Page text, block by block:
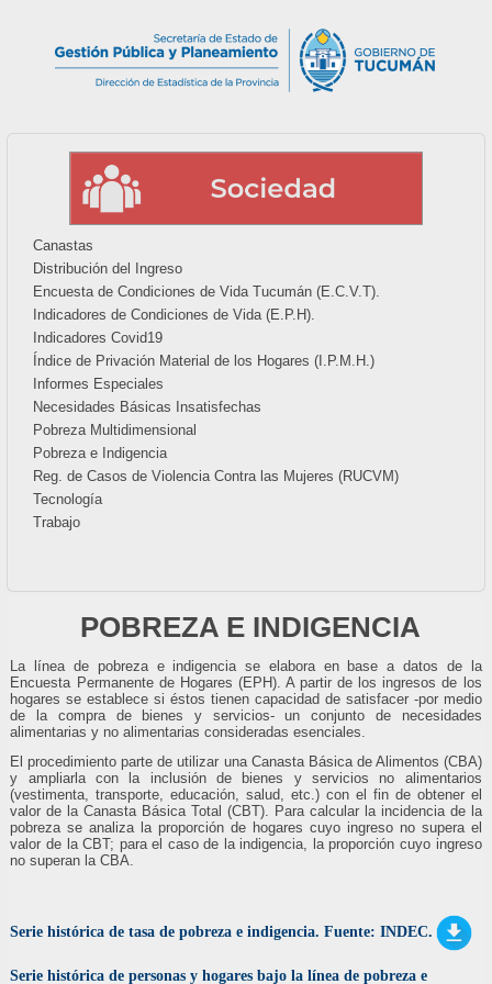
Canastas
Distribución del Ingreso
Encuesta de Condiciones de Vida Tucumán (E.C.V.T).
Indicadores de Condiciones de Vida (E.P.H).
Indicadores Covid19
Índice de Privación Material de los Hogares (I.P.M.H.)
Informes Especiales
Necesidades Básicas Insatisfechas
Pobreza Multidimensional
Pobreza e Indigencia
Reg. de Casos de Violencia Contra las Mujeres (RUCVM)
Tecnología
Trabajo
POBREZA E INDIGENCIA
La línea de pobreza e indigencia se elabora en base a datos de la
Encuesta Permanente de Hogares (EPH). A partir de los ingresos de los
hogares se establece si éstos tienen capacidad de satisfacer -por medio
de la compra de bienes y servicios- un conjunto de necesidades
alimentarias y no alimentarias consideradas esenciales.
El procedimiento parte de utilizar una Canasta Básica de Alimentos (CBA)
y ampliarla con la inclusión de bienes y servicios no alimentarios
(vestimenta, transporte, educación, salud, etc.) con el fin de obtener el
valor de la Canasta Básica Total (CBT). Para calcular la incidencia de la
pobreza se analiza la proporción de hogares cuyo ingreso no supera el
valor de la CBT; para el caso de la indigencia, la proporción cuyo ingreso
no superan la CBA.
Serie histórica de tasa de pobreza e indigencia. Fuente: INDEC.
Serie histórica de personas y hogares bajo la línea de pobreza e